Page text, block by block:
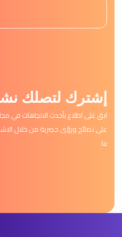
إشترك لتصلك
ابق على اطلاع بأحدث الاتجاهات في
على نصائح ورؤى حصرية من خلال
بنا